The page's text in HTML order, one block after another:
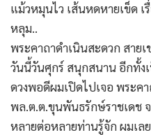
แม้วหมุนไว เส้นหดหายเข็ด เ
หลุม..
พระคาถาดำเนินสะดวก สาย
วันนี้วันศุกร์ สนุกสนาน อีกทั้
ดวงพอดีผมเปิดไปเจอ พระค
พล.ต.ต.ขุนพันธรักษ์ราชเดช
หลายต่อหลายท่านรู้จัก ผมเล